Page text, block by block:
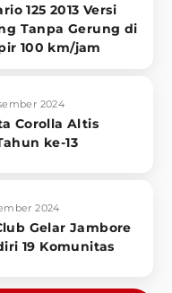
125 2013 Versi
Tanpa Gerung di
100 km/jam
2024
Corolla Altis
ke-13
2024
Gelar Jambore
19 Komunitas